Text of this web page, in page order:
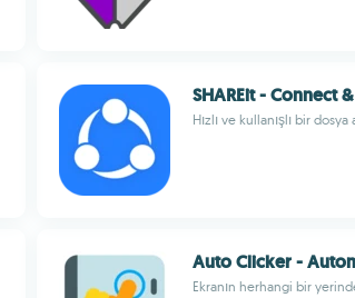
SHAREit - Connect
Hızlı ve kullanışlı bir dosya
Auto Clicker -
Ekranın herhangi bir